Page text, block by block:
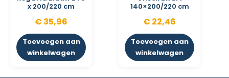
x 200/220 cm
€ 35,96
Toevoegen aan
winkelwagen
140×200/220 cm
€ 22,46
Toevoegen aan
winkelwagen